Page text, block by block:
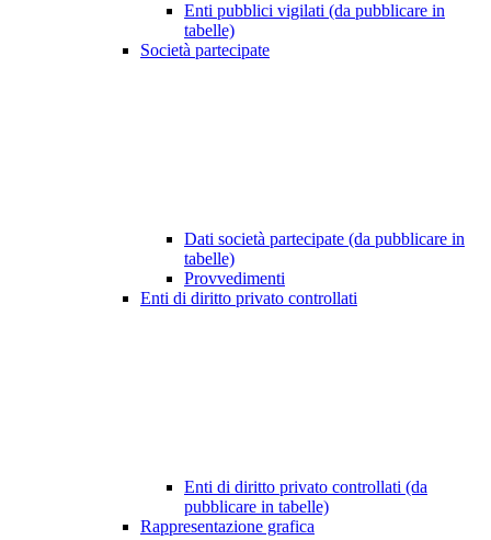
Enti pubblici vigilati (da pubblicare in
tabelle)
Società partecipate
Dati società partecipate (da pubblicare in
tabelle)
Provvedimenti
Enti di diritto privato controllati
Enti di diritto privato controllati (da
pubblicare in tabelle)
Rappresentazione grafica